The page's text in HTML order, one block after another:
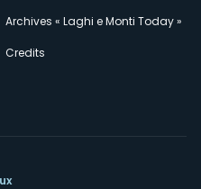
Archives « Laghi e Monti Today »
Credits